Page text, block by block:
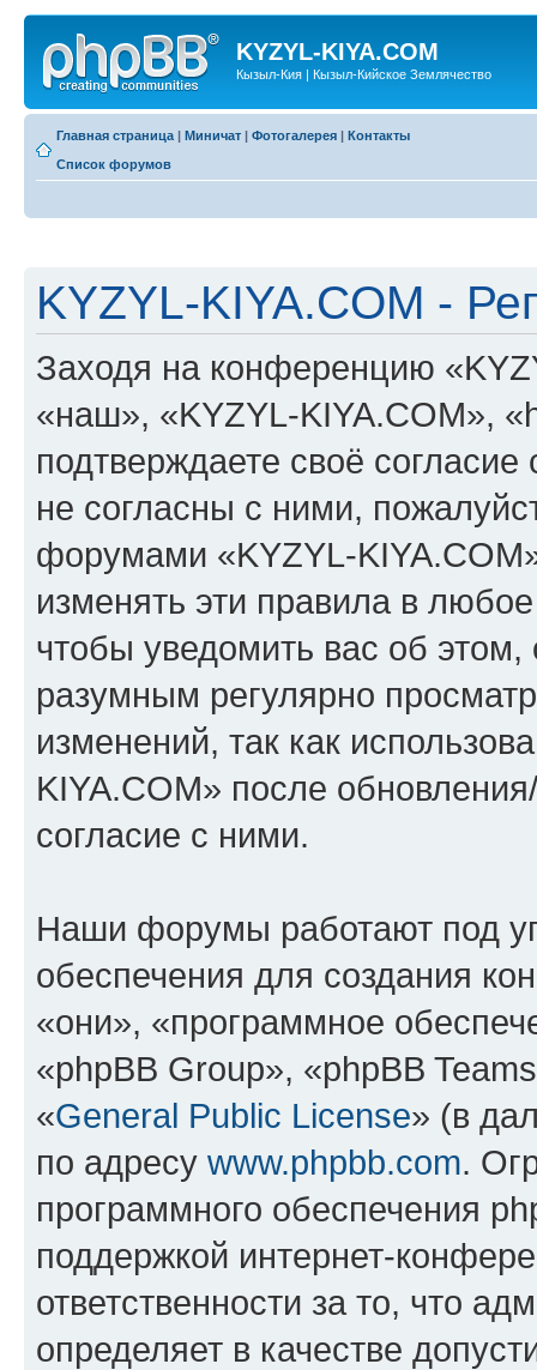
KYZYL-KIYA.COM
Кызыл-Кия | Кызыл-Кийское Землячество
Главная страница | Миничат | Фотогалерея | Контакты
Список форумов
KYZYL-KIYA.COM -
Заходя на конференцию
«наш», «KYZYL-KIYA.COM»,
подтверждаете своё
не согласны с ними,
форумами «KYZYL-
изменять эти правила в
чтобы уведомить вас об
разумным регулярно
изменений, так как
KIYA.COM» после
согласие с ними.
Наши форумы работают под
обеспечения для создания
«они», «программное
«phpBB Group», «phpBB
«General Public License» (в
по адресу www.phpbb.com.
программного обеспечения
поддержкой интернет-
ответственности за то, что
определяет в качестве